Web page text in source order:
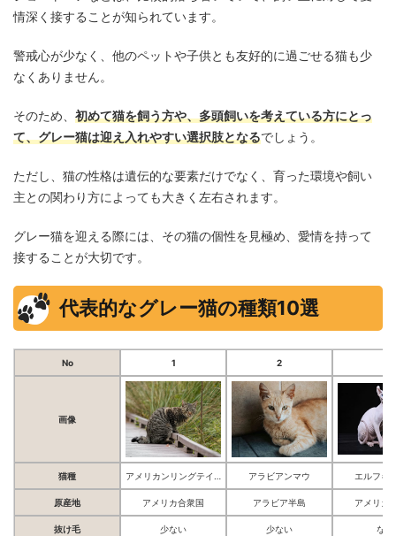
情深く接することが知られています。
警戒心が少なく、他のペットや子供とも友好的に過ごせる猫も少
なくありません。
そのため、 初めて猫を飼う方や、多頭飼いを考えている方にとっ
て、グレー猫は迎え入れやすい選択肢となるでしょう。
ただし、猫の性格は遺伝的な要素だけでなく、育った環境や飼い
主との関わり方によっても大きく左右されます。
グレー猫を迎える際には、その猫の個性を見極め、愛情を持って
接することが大切です。
代表的なグレー猫の種類10選
No 1 2
画像
猫種 アラビアンマウ エルフキ
原産地 アメリカ合衆国 アラビア半島 アメリカ
抜け毛 少ない 少ない ない